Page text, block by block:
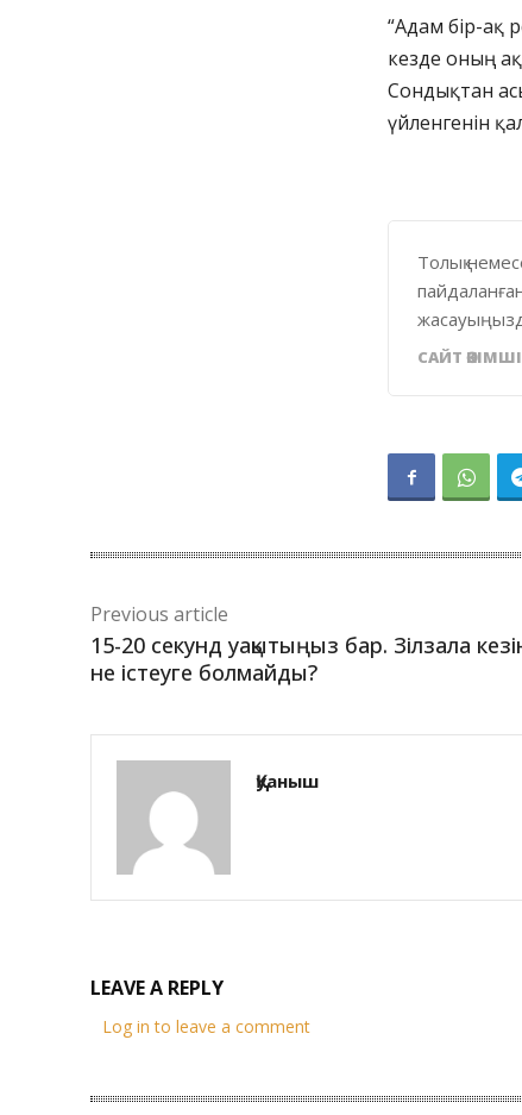
“Адам бір-ақ
кезде оның
Сондықтан
үйленгенін
Толық
САЙТ
Previous article
15-20 секунд уақытыңыз бар. Зілзала
не істеуге болмайды?
Қуаныш
LEAVE A REPLY
Log in to leave a comment